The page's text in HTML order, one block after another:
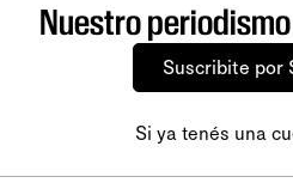
Nuestro
Suscribite por
Si ya tenés una